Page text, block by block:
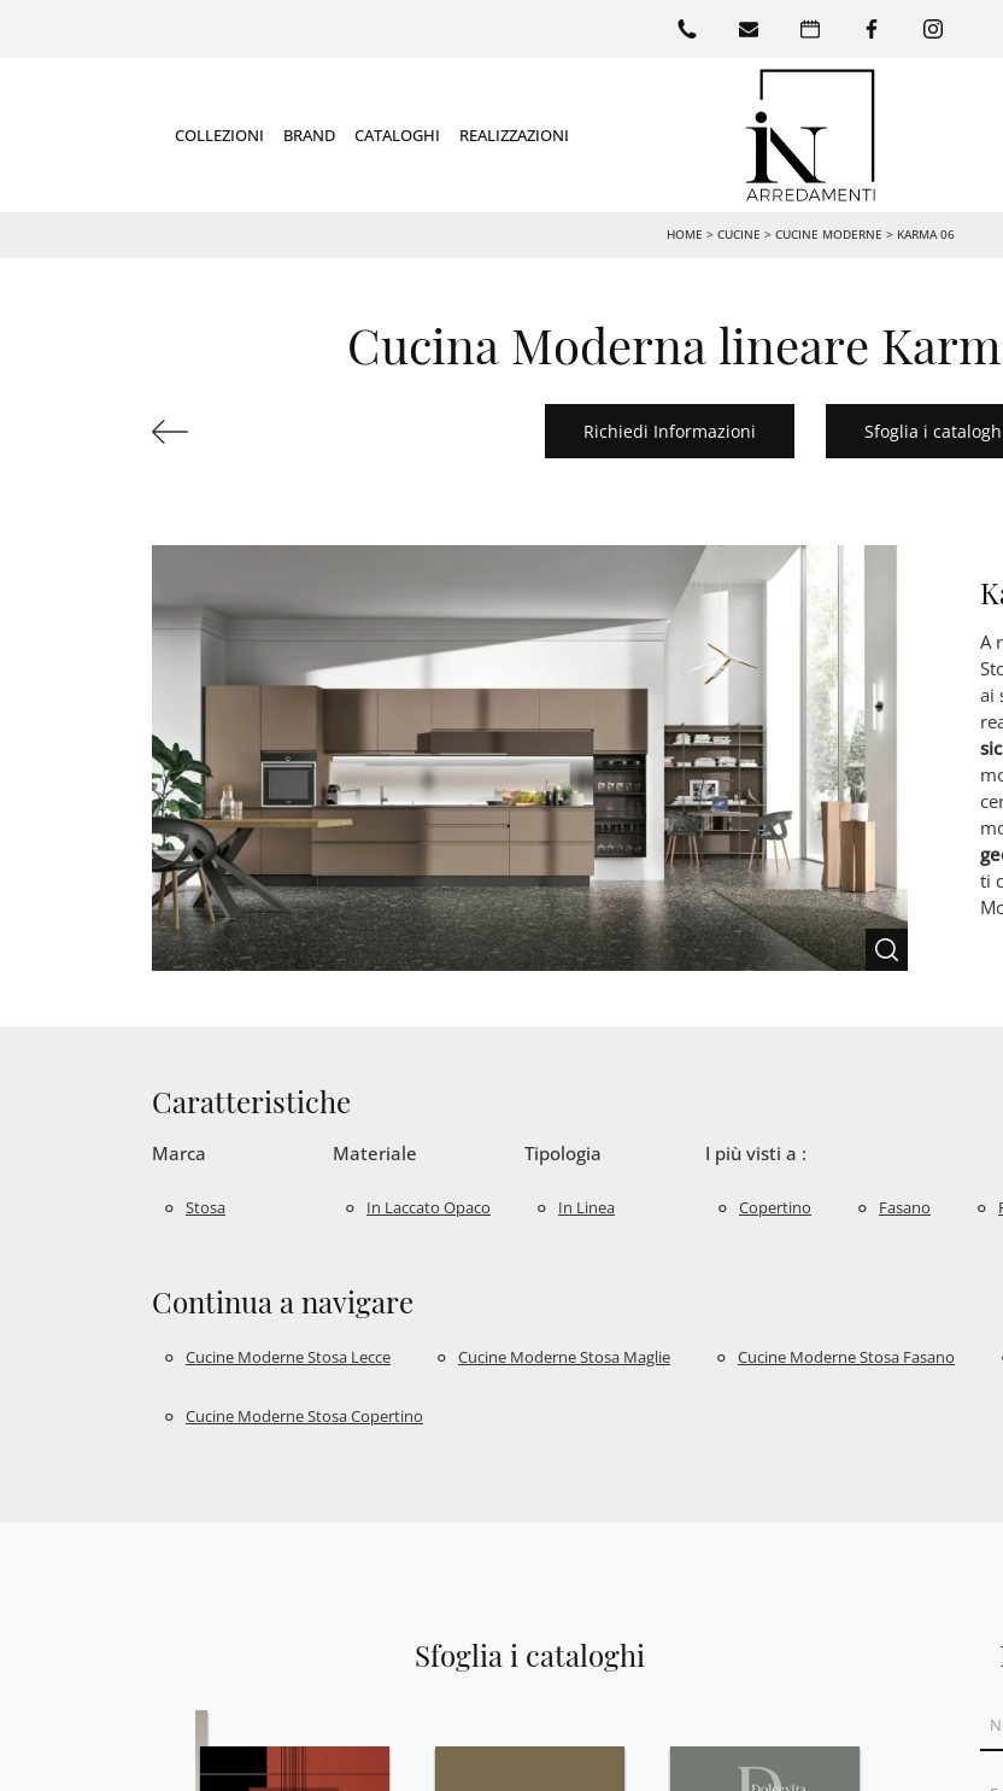
COLLEZIONI BRAND CATALOGHI REALIZZAZIONI
HOME > CUCINE > CUCINE MODERNE > KARMA 06
Cucina Moderna lineare
Richiedi Informazioni Sfoglia i
A
ai
ti
Caratteristiche
Marca
Stosa
Materiale
In Laccato Opaco
Tipologia
In Linea
I più visti a :
Copertino Fasano
Continua a navigare
Cucine Moderne Stosa Lecce Cucine Moderne Stosa Maglie Cucine Moderne Stosa Fasano
Cucine Moderne Stosa Copertino
Sfoglia i cataloghi